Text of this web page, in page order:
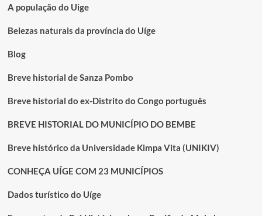
bairros
Velho
A população do Uige
Belezas naturais da província do Uíge
Blog
Breve historial de Sanza Pombo
Breve historial do ex-Distrito do Congo português
BREVE HISTORIAL DO MUNICÍPIO DO BEMBE
Breve histórico da Universidade Kimpa Vita (UNIKIV)
CONHEÇA UÍGE COM 23 MUNICÍPIOS
Dados turístico do Uíge